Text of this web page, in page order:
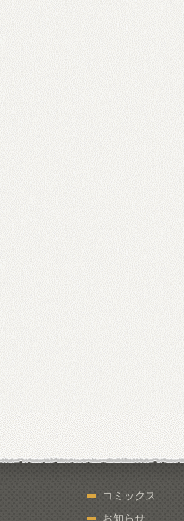
コミックス
お知らせ